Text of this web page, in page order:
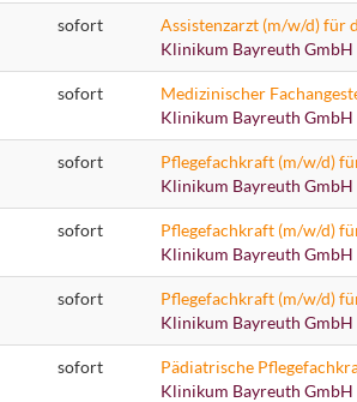
sofort
Assistenzarzt (m/w/d) für
Klinikum Bayreuth GmbH
sofort
Klinikum Bayreuth GmbH
sofort
Pflegefachkraft (m/w/d)
Klinikum Bayreuth GmbH
sofort
Pflegefachkraft (m/w/d)
Klinikum Bayreuth GmbH
sofort
Pflegefachkraft (m/w/d)
Klinikum Bayreuth GmbH
sofort
Klinikum Bayreuth GmbH